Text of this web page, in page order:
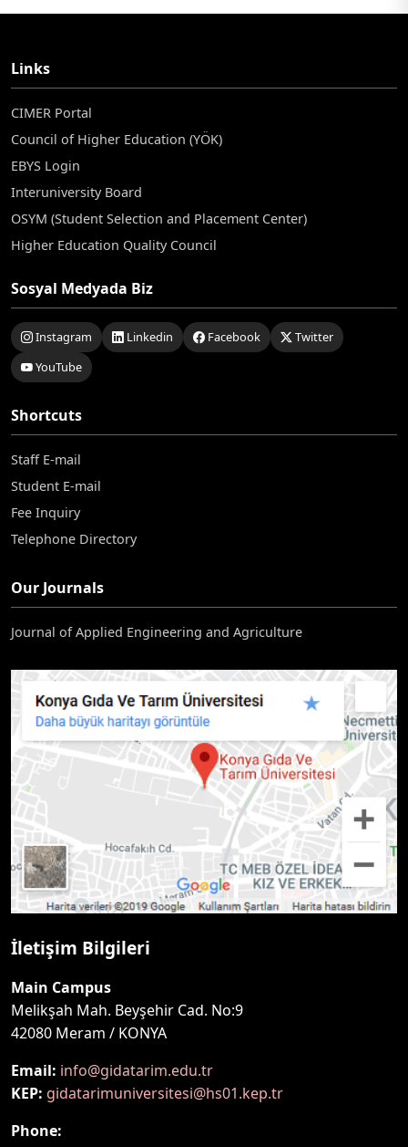
Links
CIMER Portal
Council of Higher Education (YÖK)
EBYS Login
Interuniversity Board
OSYM (Student Selection and Placement Center)
Higher Education Quality Council
Sosyal Medyada Biz
Instagram Linkedin Facebook
Twitter
YouTube
Shortcuts
Staff E-mail
Student E-mail
Fee Inquiry
Telephone Directory
Our Journals
Journal of Applied Engineering and Agriculture
İletişim Bilgileri
Main Campus
Melikşah Mah. Beyşehir Cad. No:9
42080 Meram / KONYA
Email: info@gidatarim.edu.tr
KEP: gidatarimuniversitesi@hs01.kep.tr
Phone: